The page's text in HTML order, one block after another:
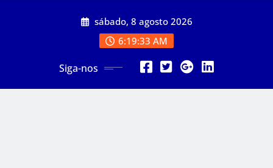
sábado, 8 agosto 2026
6:19:34 AM
Siga-nos